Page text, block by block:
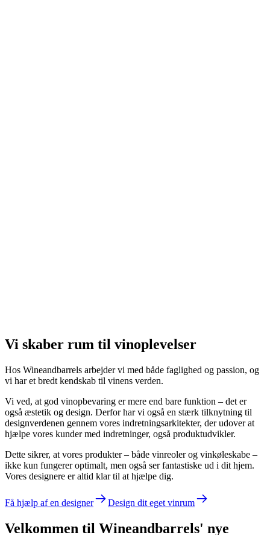
Vi skaber rum til vinoplevelser
Hos Wineandbarrels arbejder vi med både faglighed og passion, og
vi har et bredt kendskab til vinens verden.
Vi ved, at god vinopbevaring er mere end bare funktion – det er
også æstetik og design. Derfor har vi også en stærk tilknytning til
designverdenen gennem vores indretningsarkitekter, der udover at
hjælpe vores kunder med indretninger, også produktudvikler.
Dette sikrer, at vores produkter – både vinreoler og vinkøleskabe –
ikke kun fungerer optimalt, men også ser fantastiske ud i dit hjem.
Vores designere er altid klar til at hjælpe dig.
Få hjælp af en designer Design dit eget vinrum
Velkommen til Wineandbarrels' nye